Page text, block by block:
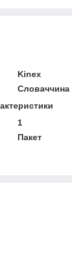
Kinex
Словаччина
1
Пакет